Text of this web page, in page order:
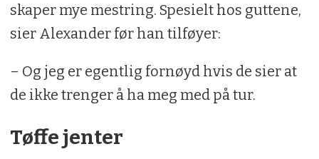
skaper mye mestring. Spesielt hos guttene,
sier Alexander før han tilføyer:
– Og jeg er egentlig fornøyd hvis de sier at
de ikke trenger å ha meg med på tur.
Tøffe jenter